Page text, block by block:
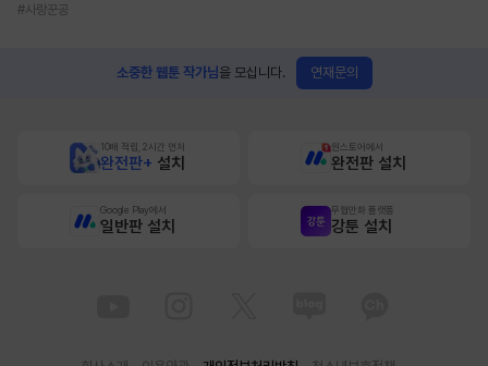
#사랑꾼공
소중한 웹툰 작가님을 모십니다. 연재문의
10배 적립, 2시간 먼저
완전판+ 설치
원스토어에서
완전판 설치
Google Play에서
일반판 설치
무협만화 플랫폼
강툰 설치